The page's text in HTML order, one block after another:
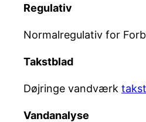
Regulativ
Normalregulativ for
Takstblad
Døjringe vandværk
Vandanalyse